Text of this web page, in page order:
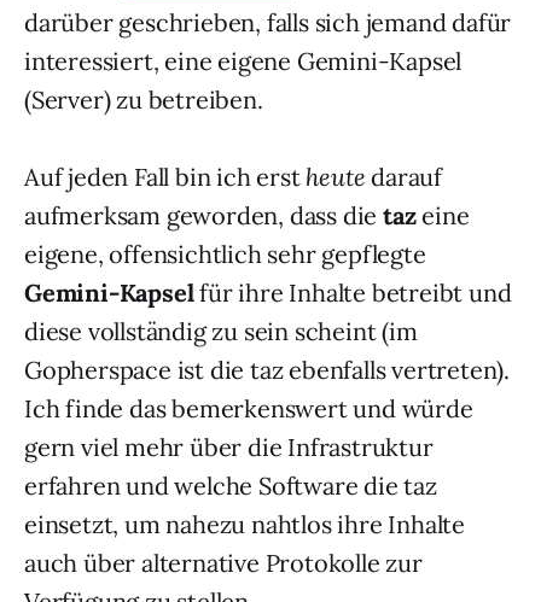
darüber geschrieben, falls sich jemand dafür
interessiert, eine eigene Gemini-Kapsel
(Server) zu betreiben.
Auf jeden Fall bin ich erst heute darauf
aufmerksam geworden, dass die tazeine
eigene, offensichtlich sehr gepflegte
Gemini-Kapselfür ihre Inhalte betreibt und
diese vollständig zu sein scheint (im
Gopherspace ist die taz ebenfalls vertreten).
Ich finde das bemerkenswert und würde
gern viel mehr über die Infrastruktur
erfahren und welche Software die taz
einsetzt, um nahezu nahtlos ihre Inhalte
auch über alternative Protokolle zur